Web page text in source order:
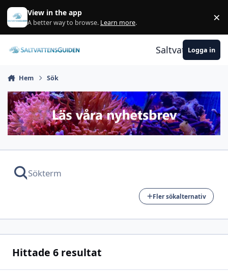
Gå till innehåll
View in the app
A better way to browse. Learn more. ×
Logga in
Hem Sök
Fler sökalternativ
Hittade 6 resultat